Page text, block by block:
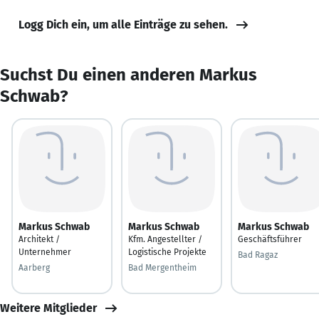
Logg Dich ein, um alle Einträge zu sehen.
Suchst Du einen anderen Markus
Schwab?
Markus Schwab
Architekt /
Unternehmer
Aarberg
Markus Schwab
Kfm. Angestellter /
Logistische Projekte
Bad Mergentheim
Markus Schwab
Geschäftsführer
Bad Ragaz
Weitere Mitglieder